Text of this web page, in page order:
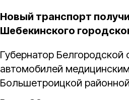
Новый транспорт
Шебекинского
Губернатор Белгородской
автомобилей
Большетроицкой